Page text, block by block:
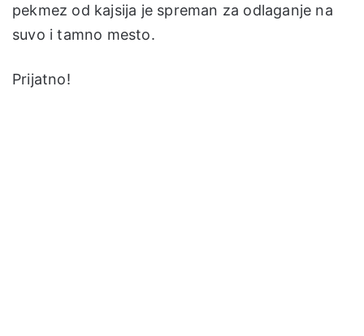
pekmez od kajsija je spreman za odlaganje na
suvo i tamno mesto.
Prijatno!